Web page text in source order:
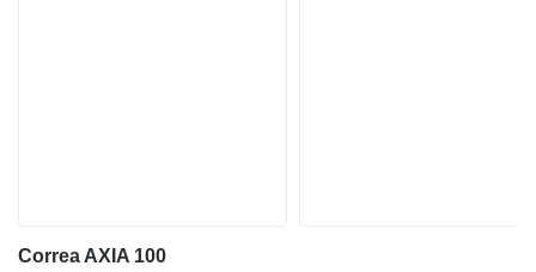
Correa AXIA 100